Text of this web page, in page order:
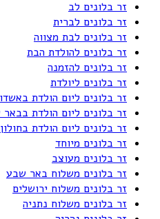
זר בלונים לב
זר בלונים לברית
זר בלונים לבת מצווה
זר בלונים להולדת הבת
זר בלונים להזמנה
זר בלונים ליולדת
זר בלונים ליום הולדת
זר בלונים ליום הולדת
זר בלונים ליום הולדת בחולון
זר בלונים מיוחד
זר בלונים מעוצב
זר בלונים משלוח באר שבע
זר בלונים משלוח ירושלים
זר בלונים משלוח נתניה